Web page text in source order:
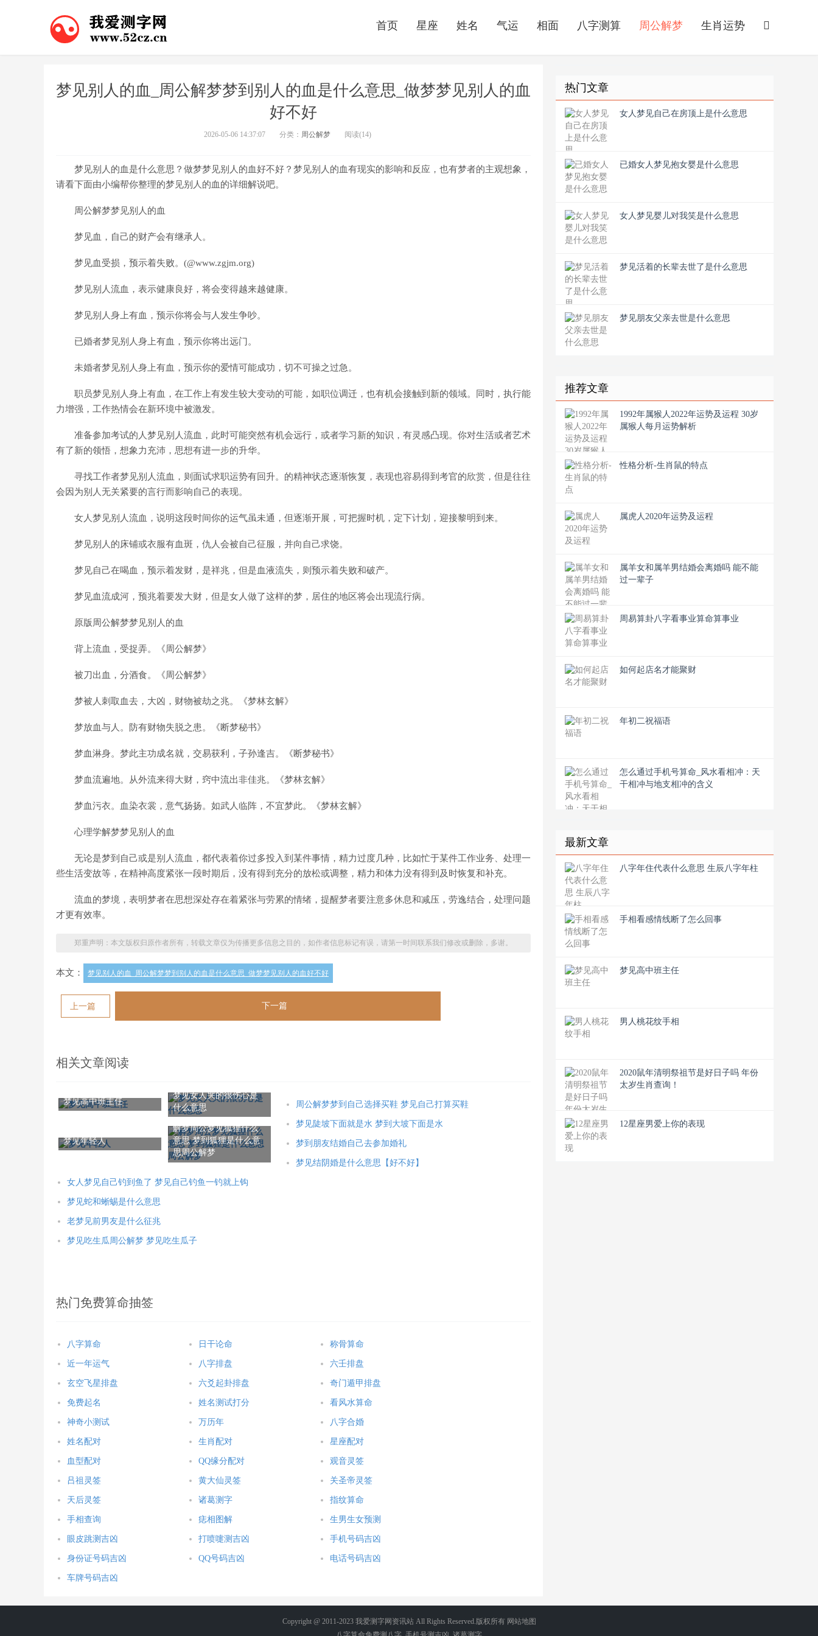
首页 星座 姓名 气运 相面 八字测算 周公解梦 生肖运势
梦见别人的血_周公解梦梦到别人的血是什么意思_做梦梦见别人的血
好不好
2026-05-06 14:37:07 分类： 周公解梦 阅读(14)
梦见别人的血是什么意思？做梦梦见别人的血好不好？梦见别人的血有现实的影响和反应，也有梦者的主观想象，
请看下面由小编帮你整理的梦见别人的血的详细解说吧。
周公解梦梦见别人的血
梦见血，自己的财产会有继承人。
梦见血受损，预示着失败。(@www.zgjm.org)
梦见别人流血，表示健康良好，将会变得越来越健康。
梦见别人身上有血，预示你将会与人发生争吵。
已婚者梦见别人身上有血，预示你将出远门。
未婚者梦见别人身上有血，预示你的爱情可能成功，切不可操之过急。
职员梦见别人身上有血，在工作上有发生较大变动的可能，如职位调迁，也有机会接触到新的领域。同时，执行能
力增强，工作热情会在新环境中被激发。
准备参加考试的人梦见别人流血，此时可能突然有机会远行，或者学习新的知识，有灵感凸现。你对生活或者艺术
有了新的领悟，想象力充沛，思想有进一步的升华。
寻找工作者梦见别人流血，则面试求职运势有回升。的精神状态逐渐恢复，表现也容易得到考官的欣赏，但是往往
会因为别人无关紧要的言行而影响自己的表现。
女人梦见别人流血，说明这段时间你的运气虽未通，但逐渐开展，可把握时机，定下计划，迎接黎明到来。
梦见别人的床铺或衣服有血斑，仇人会被自己征服，并向自己求饶。
梦见自己在喝血，预示着发财，是祥兆，但是血液流失，则预示着失败和破产。
梦见血流成河，预兆着要发大财，但是女人做了这样的梦，居住的地区将会出现流行病。
原版周公解梦梦见别人的血
背上流血，受捉弄。《周公解梦》
被刀出血，分酒食。《周公解梦》
梦被人刺取血去，大凶，财物被劫之兆。《梦林玄解》
梦放血与人。防有财物失脱之患。《断梦秘书》
梦血淋身。梦此主功成名就，交易获利，子孙逢吉。《断梦秘书》
梦血流遍地。从外流来得大财，窍中流出非佳兆。《梦林玄解》
梦血污衣。血染衣裳，意气扬扬。如武人临阵，不宜梦此。《梦林玄解》
心理学解梦梦见别人的血
无论是梦到自己或是别人流血，都代表着你过多投入到某件事情，精力过度几种，比如忙于某件工作业务、处理一
些生活变故等，在精神高度紧张一段时期后，没有得到充分的放松或调整，精力和体力没有得到及时恢复和补充。
流血的梦境，表明梦者在思想深处存在着紧张与劳累的情绪，提醒梦者要注意多休息和减压，劳逸结合，处理问题
才更有效率。
郑重声明：本文版权归原作者所有，转载文章仅为传播更多信息之目的，如作者信息标记有误，请第一时间联系我们修改或删除，多谢。
本文： 梦见别人的血_周公解梦梦到别人的血是什么意思_做梦梦见别人的血好不好
上一篇 下一篇
相关文章阅读
梦见高中班主任
梦见女人哭的很伤心是
什么意思
梦见年轻人
解梦周公梦见狐狸什么
意思 梦到狐狸是什么意
思周公解梦
周公解梦梦到自己选择买鞋 梦见自己打算买鞋
梦见陡坡下面就是水 梦到大坡下面是水
梦到朋友结婚自己去参加婚礼
梦见结阴婚是什么意思【好不好】
女人梦见自己钓到鱼了 梦见自己钓鱼一钓就上钩
梦见蛇和蜥蜴是什么意思
老梦见前男友是什么征兆
梦见吃生瓜周公解梦 梦见吃生瓜子
热门免费算命抽签
八字算命 日干论命 称骨算命
近一年运气 八字排盘 六壬排盘
玄空飞星排盘 六爻起卦排盘 奇门遁甲排盘
免费起名 姓名测试打分 看风水算命
神奇小测试 万历年 八字合婚
姓名配对 生肖配对 星座配对
血型配对 QQ缘分配对 观音灵签
吕祖灵签 黄大仙灵签 关圣帝灵签
天后灵签 诸葛测字 指纹算命
手相查询 痣相图解 生男生女预测
眼皮跳测吉凶 打喷嚏测吉凶 手机号码吉凶
身份证号码吉凶 QQ号码吉凶 电话号码吉凶
车牌号码吉凶
热门文章
女人梦见自己在房顶上是什么意思
已婚女人梦见抱女婴是什么意思
女人梦见婴儿对我笑是什么意思
梦见活着的长辈去世了是什么意思
梦见朋友父亲去世是什么意思
推荐文章
1992年属猴人2022年运势及运程 30岁
属猴人每月运势解析
性格分析-生肖鼠的特点
属虎人2020年运势及运程
属羊女和属羊男结婚会离婚吗 能不能
过一辈子
周易算卦八字看事业算命算事业
如何起店名才能聚财
年初二祝福语
怎么通过手机号算命_风水看相冲：天
干相冲与地支相冲的含义
最新文章
八字年住代表什么意思 生辰八字年柱
手相看感情线断了怎么回事
梦见高中班主任
男人桃花纹手相
2020鼠年清明祭祖节是好日子吗 年份
太岁生肖查询！
12星座男爱上你的表现
Copyright @ 2011-2023 我爱测字网资讯站 All Rights Reserved.版权所有 网站地图